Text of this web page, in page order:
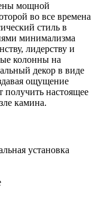
мощной
во все времена
стиль в
минимализма
лидерству и
колонны на
декор в виде
ощущение
получить настоящее
камина.
установка